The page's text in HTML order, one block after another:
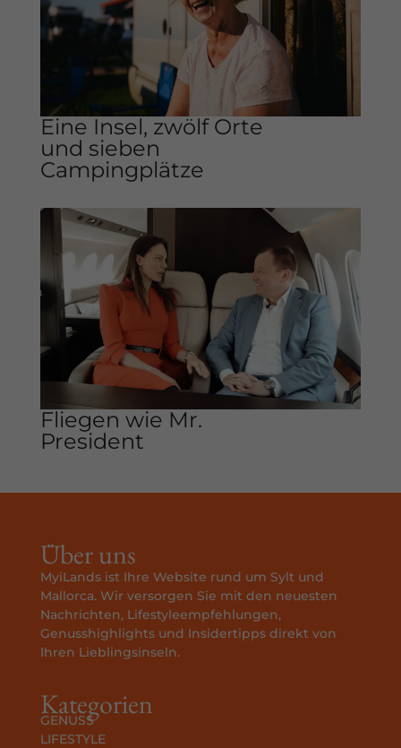
Eine Insel, zwölf Orte
und sieben
Campingplätze
Fliegen wie Mr.
President
Über uns
MyiLands ist Ihre Website rund um Sylt und
Mallorca. Wir versorgen Sie mit den neuesten
Nachrichten, Lifestyleempfehlungen,
Genusshighlights und Insidertipps direkt von
Ihren Lieblingsinseln.
Kategorien
GENUSS
LIFESTYLE